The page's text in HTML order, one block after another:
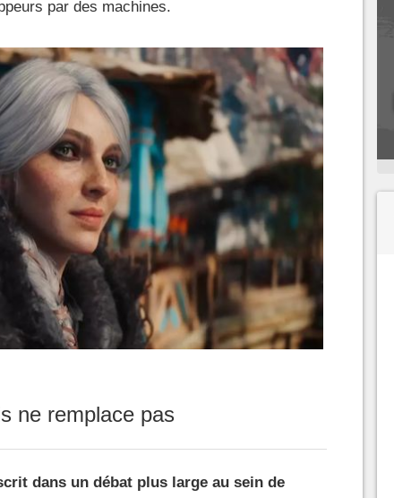
par des machines.
ne remplace pas
dans un débat plus large au sein de